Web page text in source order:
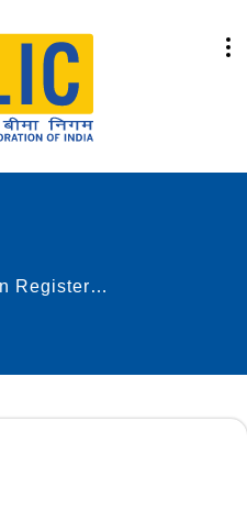
Provisional Reservation Registers as on 31.12.2024